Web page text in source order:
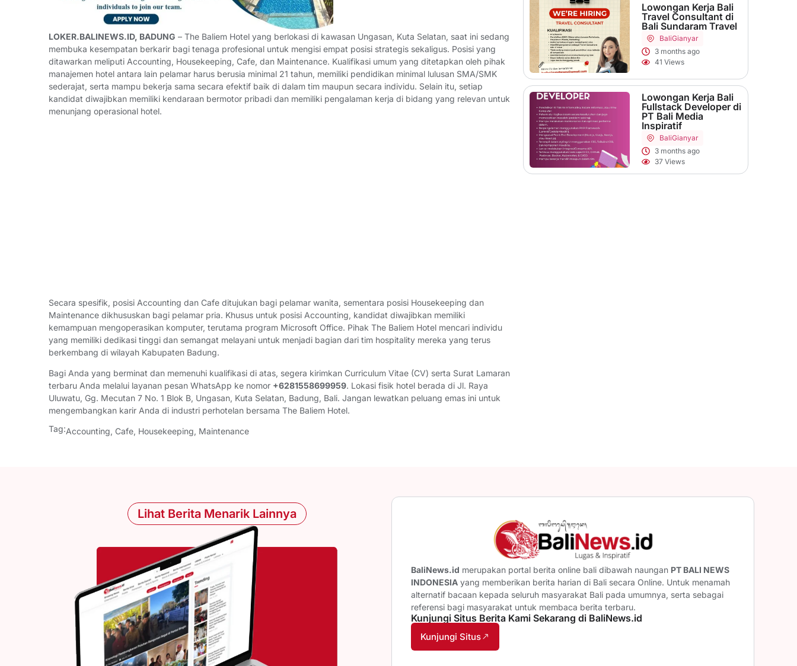
LOKER.BALINEWS.ID, BADUNG – The Baliem Hotel yang berlokasi di kawasan Ungasan, Kuta Selatan, saat ini sedang
membuka kesempatan berkarir bagi tenaga profesional untuk mengisi empat posisi strategis sekaligus. Posisi yang
ditawarkan meliputi Accounting, Housekeeping, Cafe, dan Maintenance. Kualifikasi umum yang ditetapkan oleh pihak
manajemen hotel antara lain pelamar harus berusia minimal 21 tahun, memiliki pendidikan minimal lulusan SMA/SMK
sederajat, serta mampu bekerja sama secara efektif baik di dalam tim maupun secara individu. Selain itu, setiap
kandidat diwajibkan memiliki kendaraan bermotor pribadi dan memiliki pengalaman kerja di bidang yang relevan untuk
menunjang operasional hotel.
Secara spesifik, posisi Accounting dan Cafe ditujukan bagi pelamar wanita, sementara posisi Housekeeping dan
Maintenance dikhususkan bagi pelamar pria. Khusus untuk posisi Accounting, kandidat diwajibkan memiliki
kemampuan mengoperasikan komputer, terutama program Microsoft Office. Pihak The Baliem Hotel mencari individu
yang memiliki dedikasi tinggi dan semangat melayani untuk menjadi bagian dari tim hospitality mereka yang terus
berkembang di wilayah Kabupaten Badung.
Bagi Anda yang berminat dan memenuhi kualifikasi di atas, segera kirimkan Curriculum Vitae (CV) serta Surat Lamaran
terbaru Anda melalui layanan pesan WhatsApp ke nomor +6281558699959. Lokasi fisik hotel berada di Jl. Raya
Uluwatu, Gg. Mecutan 7 No. 1 Blok B, Ungasan, Kuta Selatan, Badung, Bali. Jangan lewatkan peluang emas ini untuk
mengembangkan karir Anda di industri perhotelan bersama The Baliem Hotel.
Tag:Accounting, Cafe, Housekeeping, Maintenance
Lowongan Kerja Bali
Travel Consultant di
Bali Sundaram Travel
BaliGianyar
3 months ago
41 Views
Lowongan Kerja Bali
Fullstack Developer di
PT Bali Media
Inspiratif
BaliGianyar
3 months ago
37 Views
Lihat Berita Menarik Lainnya
BaliNews.id merupakan portal berita online bali dibawah naungan PT BALI NEWS
INDONESIA yang memberikan berita harian di Bali secara Online. Untuk menamah
alternatif bacaan kepada seluruh masyarakat Bali pada umumnya, serta sebagai
referensi bagi masyarakat untuk membaca berita terbaru.
Kunjungi Situs Berita Kami Sekarang di BaliNews.id
Kunjungi Situs